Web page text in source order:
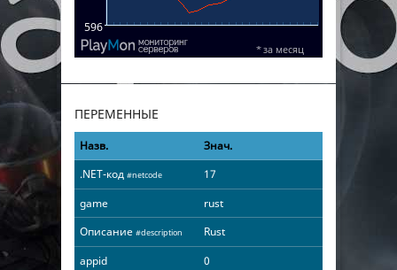
ПЕРЕМЕННЫЕ
Назв.
Знач.
.NET-код #netcode
17
game
rust
Описание #description
Rust
appid
0